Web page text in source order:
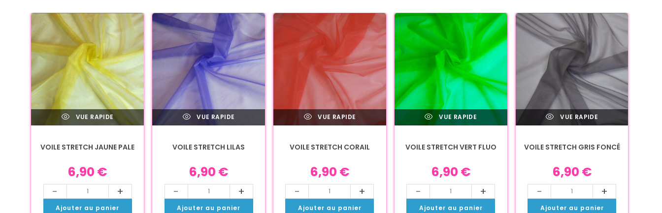
VUE RAPIDE
VOILE STRETCH JAUNE PALE
6,90 €
- +
Ajouter au panier
VUE RAPIDE
VOILE STRETCH LILAS
6,90 €
- +
Ajouter au panier
VUE RAPIDE
VOILE STRETCH CORAIL
6,90 €
- +
Ajouter au panier
VUE RAPIDE
VOILE STRETCH VERT FLUO
6,90 €
- +
Ajouter au panier
VUE RAPIDE
VOILE STRETCH GRIS FONCÉ
6,90 €
- +
Ajouter au panier